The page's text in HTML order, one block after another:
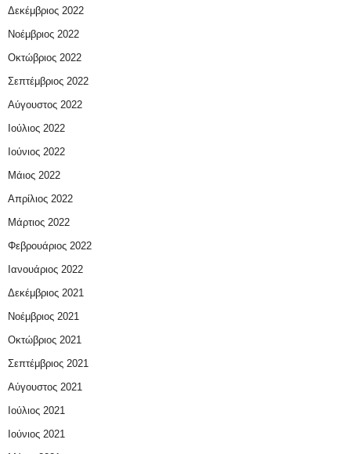
Δεκέμβριος 2022
Νοέμβριος 2022
Οκτώβριος 2022
Σεπτέμβριος 2022
Αύγουστος 2022
Ιούλιος 2022
Ιούνιος 2022
Μάιος 2022
Απρίλιος 2022
Μάρτιος 2022
Φεβρουάριος 2022
Ιανουάριος 2022
Δεκέμβριος 2021
Νοέμβριος 2021
Οκτώβριος 2021
Σεπτέμβριος 2021
Αύγουστος 2021
Ιούλιος 2021
Ιούνιος 2021